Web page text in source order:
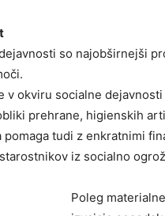
so najobširnejši
v okviru socialne
prehrane, higienskih
pomaga tudi z enkratnimi
iz socialno
Poleg